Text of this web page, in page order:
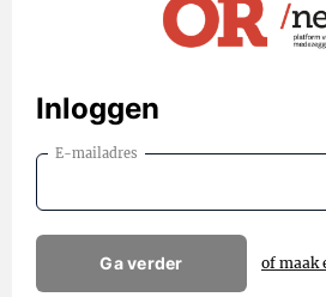
Inloggen
E-mailadres
Ga verder of maak